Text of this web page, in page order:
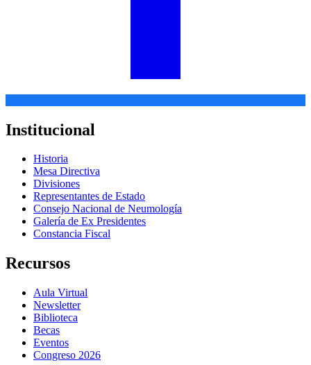
Institucional
Historia
Mesa Directiva
Divisiones
Representantes de Estado
Consejo Nacional de Neumología
Galería de Ex Presidentes
Constancia Fiscal
Recursos
Aula Virtual
Newsletter
Biblioteca
Becas
Eventos
Congreso 2026